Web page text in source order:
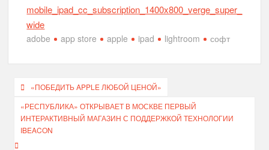
adobe app store apple ipad lightroom софт
Навигация
по
записям
«ПОБЕДИТЬ APPLE ЛЮБОЙ ЦЕНОЙ»
«РЕСПУБЛИКА» ОТКРЫВАЕТ В МОСКВЕ ПЕРВЫЙ
ИНТЕРАКТИВНЫЙ МАГАЗИН С ПОДДЕРЖКОЙ ТЕХНОЛОГИИ
IBEACON